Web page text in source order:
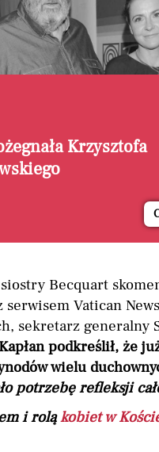
Krzysztofa
Becquart
Vatican
sekretarz generalny
Kapłan podkreślił, że
wielu
potrzebę refleksji
i roląkobiet w